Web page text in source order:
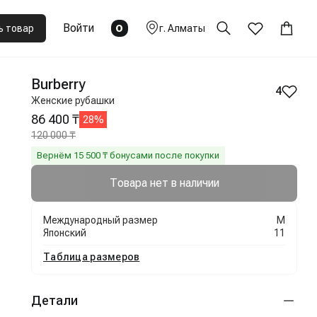
товар Войти 0 г. Алматы
Burberry
Женские рубашки
4
86 400 ₸ 28%
120 000 ₸
Вернём 15 500 ₸ бонусами после покупки
Товара нет в наличии
Международный размер
M
Японский
11
Таблица размеров
Детали